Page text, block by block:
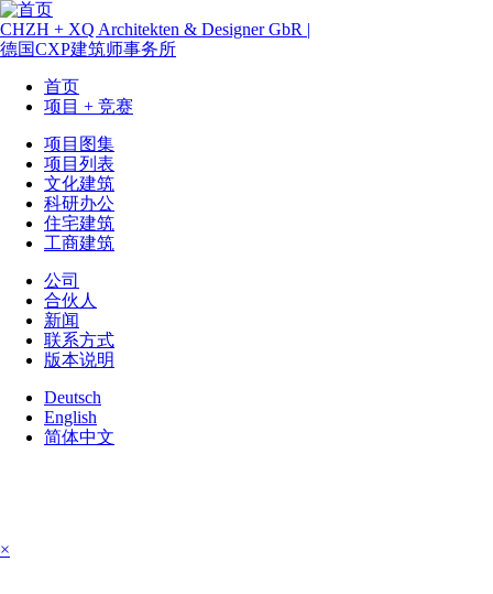
跳
转
到
CHZH + XQ Architekten & Designer GbR |
德国CXP建筑师事务所
Hauptnavigation
首页
项目 + 竞赛
Main
menu
项目图集
项目列表
文化建筑
科研办公
住宅建筑
工商建筑
Menu
Sidebar
First
公司
合伙人
新闻
联系方式
版本说明
Deutsch
English
简体中文
×